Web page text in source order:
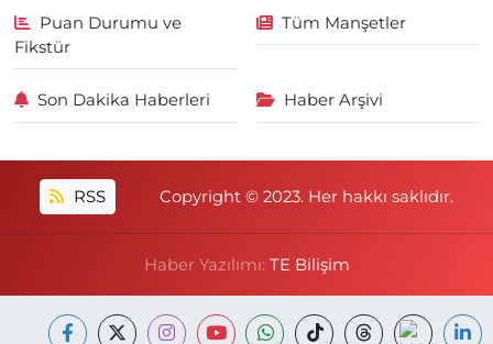
Puan Durumu ve
Fikstür
Tüm Manşetler
Son Dakika Haberleri Haber Arşivi
RSS Copyright © 2023. Her hakkı saklıdır.
Haber Yazılımı: TE Bilişim